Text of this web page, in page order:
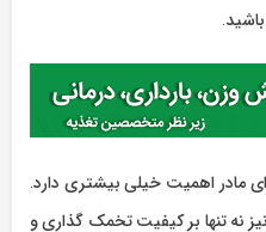
مادر اهمیت خیلی بیشتری دارد.
نیز نه تنها بر کیفیت تخمک گذاری و